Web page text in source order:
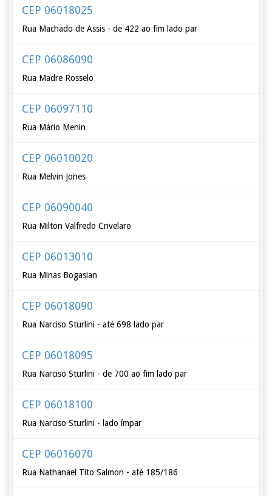
CEP 06018025
Rua Machado de Assis - de 422 ao fim lado par
CEP 06086090
Rua Madre Rosselo
CEP 06097110
Rua Mário Menin
CEP 06010020
Rua Melvin Jones
CEP 06090040
Rua Milton Valfredo Crivelaro
CEP 06013010
Rua Minas Bogasian
CEP 06018090
Rua Narciso Sturlini - até 698 lado par
CEP 06018095
Rua Narciso Sturlini - de 700 ao fim lado par
CEP 06018100
Rua Narciso Sturlini - lado ímpar
CEP 06016070
Rua Nathanael Tito Salmon - até 185/186